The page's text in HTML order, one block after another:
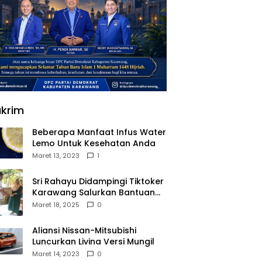
Beberapa Manfaat Infus Water
Lemo Untuk Kesehatan Anda
Maret 13, 2023 1
Sri Rahayu Didampingi Tiktoker
Karawang Salurkan Bantuan
untuk Warga Dusun Kampek
Maret 18, 2025 0
Aliansi Nissan-Mitsubishi
Luncurkan Livina Versi Mungil
Maret 14, 2023 0